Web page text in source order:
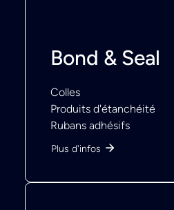
Bond & Seal
Colles
Produits d'étanchéité
Rubans adhésifs
Plus d'infos